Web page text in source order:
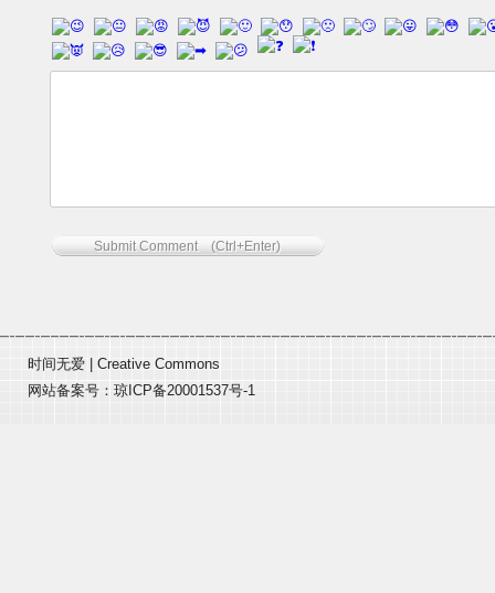
时间无爱
Creative Commons
网站备案号： 琼ICP备20001537号-1